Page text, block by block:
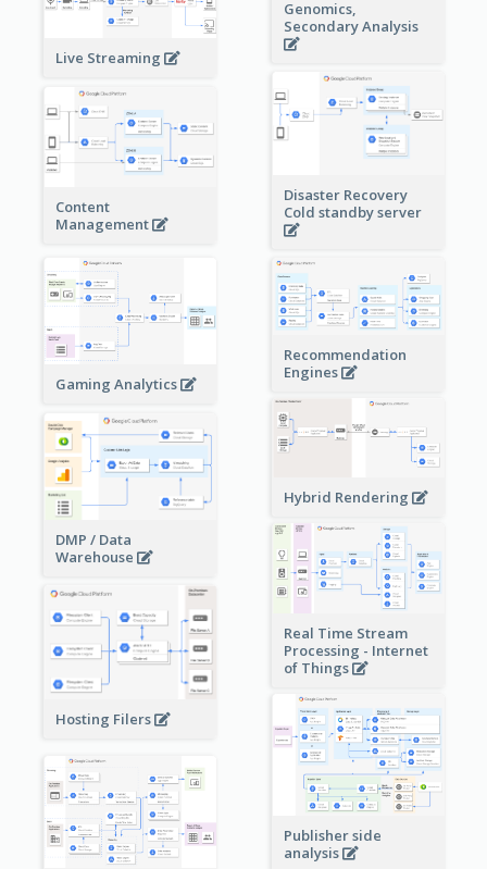
Genomics,
Secondary Analysis
Live Streaming
Disaster Recovery
Cold standby server
Content
Management
Gaming Analytics
Recommendation
Engines
Hybrid Rendering
DMP / Data
Warehouse
Real Time Stream
Processing - Internet
of Things
Hosting Filers
Publisher side
analysis